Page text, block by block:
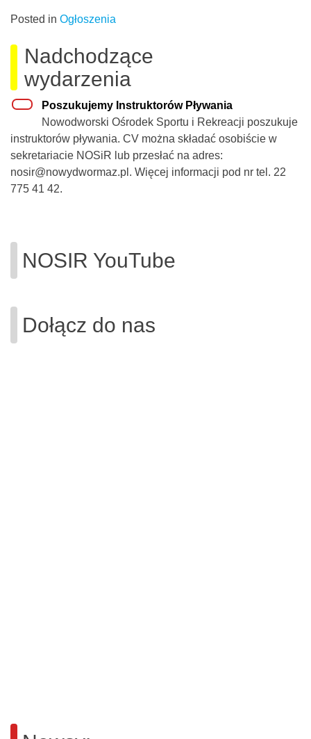
Posted in Ogłoszenia
Nadchodzące
wydarzenia
Poszukujemy Instruktorów Pływania
Nowodworski Ośrodek Sportu i Rekreacji poszukuje
instruktorów pływania. CV można składać osobiście w
sekretariacie NOSiR lub przesłać na adres:
nosir@nowydwormaz.pl. Więcej informacji pod nr tel. 22
775 41 42.
NOSIR YouTube
Dołącz do nas